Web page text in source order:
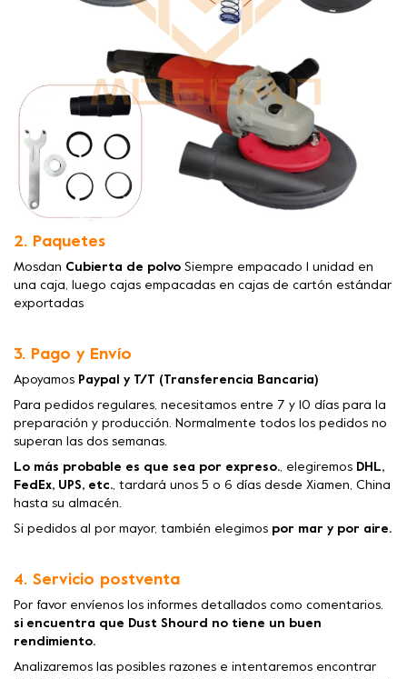
2. Paquetes
Mosdan Cubierta de polvo Siempre empacado 1 unidad en
una caja, luego cajas empacadas en cajas de cartón estándar
exportadas
3. Pago y Envío
Apoyamos Paypal y T/T (Transferencia Bancaria)
Para pedidos regulares, necesitamos entre 7 y 10 días para la
preparación y producción. Normalmente todos los pedidos no
superan las dos semanas.
Lo más probable es que sea por expreso., elegiremos DHL,
FedEx, UPS, etc., tardará unos 5 o 6 días desde Xiamen, China
hasta su almacén.
Si pedidos al por mayor, también elegimos por mar y por aire.
4. Servicio postventa
Por favor envíenos los informes detallados como comentarios.
si encuentra que Dust Shourd no tiene un buen
rendimiento.
Analizaremos las posibles razones e intentaremos encontrar